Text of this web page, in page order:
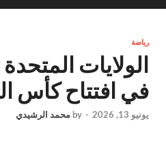
رياضة
الولايات
في افتتاح كأس
يونيو 13, 2026 -
by محمد الرشيدي